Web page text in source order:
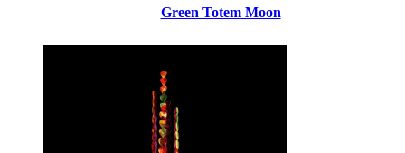
Green Totem Moon